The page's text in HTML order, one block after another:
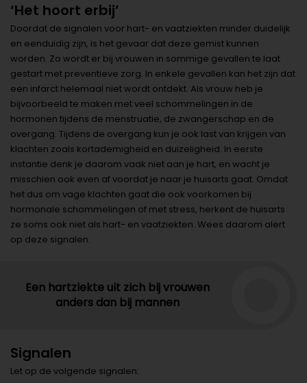
‘Het hoort erbij’
Doordat de signalen voor hart- en vaatziekten minder duidelijk
en eenduidig zijn, is het gevaar dat deze gemist kunnen
worden. Zo wordt er bij vrouwen in sommige gevallen te laat
gestart met preventieve zorg. In enkele gevallen kan het zijn dat
een infarct helemaal niet wordt ontdekt. Als vrouw heb je
bijvoorbeeld te maken met veel schommelingen in de
hormonen tijdens de menstruatie, de zwangerschap en de
overgang. Tijdens de overgang kun je ook last van krijgen van
klachten zoals kortademigheid en duizeligheid. In eerste
instantie denk je daarom vaak niet aan je hart, en wacht je
misschien ook even af voordat je naar je huisarts gaat. Omdat
het dus om vage klachten gaat die ook voorkomen bij
hormonale schommelingen of met stress, herkent de huisarts
ze soms ook niet als hart- en vaatziekten. Wees daarom alert
op deze signalen.
Een hartziekte uit zich bij vrouwen
anders dan bij mannen
Signalen
Let op de volgende signalen: